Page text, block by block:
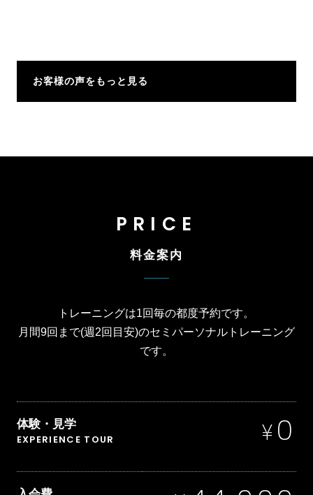
お客様の声をもっと見る
PRICE
料金案内
トレーニングは1回毎の都度予約です。
月間9回まで(週2回目安)のセミパーソナルトレーニング
です。
体験・見学
EXPERIENCE TOUR
¥0